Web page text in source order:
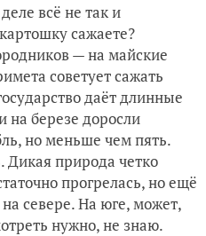
всё не так и
сажаете?
— на майские
советует сажать
даёт длинные
на березе доросли
но меньше чем пять.
природа четко
прогрелась, но ещё
севере. На юге, может,
нужно, не знаю.